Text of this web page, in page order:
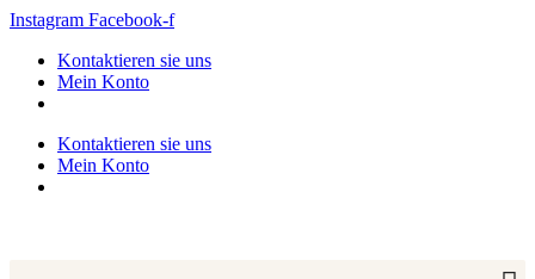
Zum
springen
Instagram Facebook-f
Kontaktieren sie uns
Mein Konto
Kontaktieren sie uns
Mein Konto